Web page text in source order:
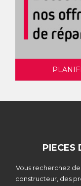
PIECES
Vous recherchez
constructeur, des